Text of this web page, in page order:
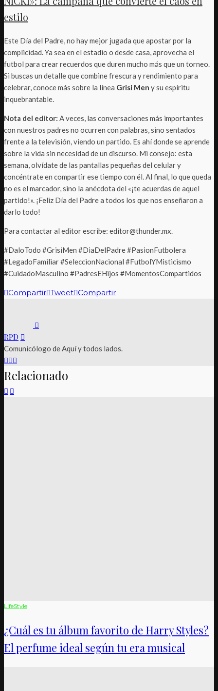
estilo
Este Día del Padre, no hay mejor jugada que apostar por la
complicidad. Ya sea en el estadio o desde casa, aprovecha el
futbol para crear recuerdos que duren mucho más que un torneo.
Si buscas un detalle que combine frescura y rendimiento para
celebrar, conoce más sobre la línea Grisi Men y su espíritu
inquebrantable.
Nota del editor: A veces, las conversaciones más importantes
con nuestros padres no ocurren con palabras, sino sentados
frente a la televisión, viendo un partido. Es ahí donde se aprende
sobre la vida sin necesidad de un discurso. Mi consejo: esta
semana, olvídate de las pantallas pequeñas del celular y
concéntrate en compartir ese tiempo con él. Al final, lo que queda
no es el marcador, sino la anécdota del «¡te acuerdas de aquel
partido!». ¡Feliz Día del Padre a todos los que nos enseñaron a
darlo todo!
Para contactar al editor escribe: editor@thunder.mx.
#DaloTodo #GrisiMen #DiaDelPadre #PasionFutbolera
#LegadoFamiliar #SeleccionNacional #FutbolYMisticismo
#CuidadoMasculino #PadresEHijos #MomentosCompartidos
Compartir Tweet Compartir
RPD
Comunicólogo de Aquí y todos lados.
Relacionado
LifeStyle
¿Cuál es tu álbum favorito de Harry Styles?
El perfume ideal según tu era musical